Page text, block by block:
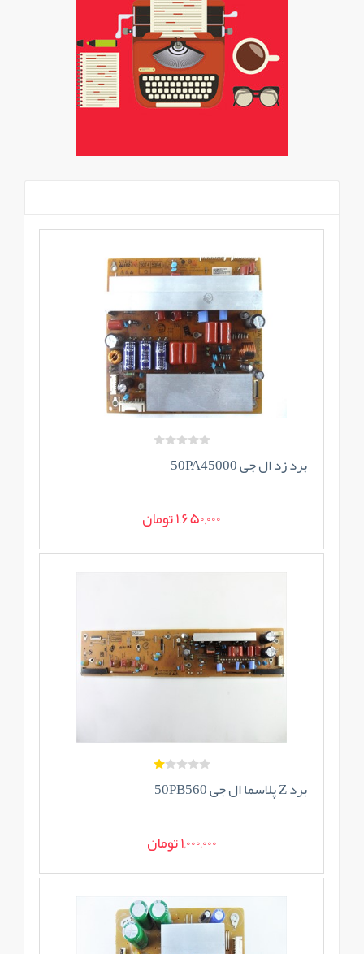
برد زد ال جی 50PA45000
1,650,000 تومان
برد Z پلاسما ال جی 50PB560
1,000,000 تومان